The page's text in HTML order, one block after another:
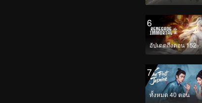
6
อัปเดตถึงตอน 152
7
ทั้งหมด 40 ตอน